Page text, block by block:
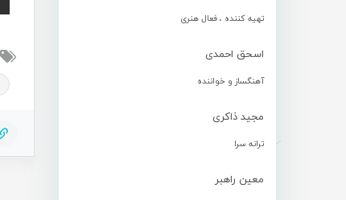
تهیه کننده ، فعال هنری
اسحق احمدی
آهنگساز و خواننده
مجید ذاکری
ترانه سرا
معین راهبر